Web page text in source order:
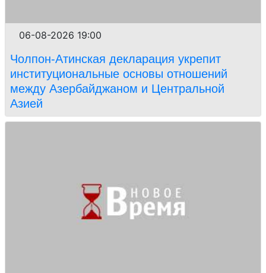
06-08-2026 19:00
Чолпон-Атинская декларация укрепит
институциональные основы отношений
между Азербайджаном и Центральной
Азией